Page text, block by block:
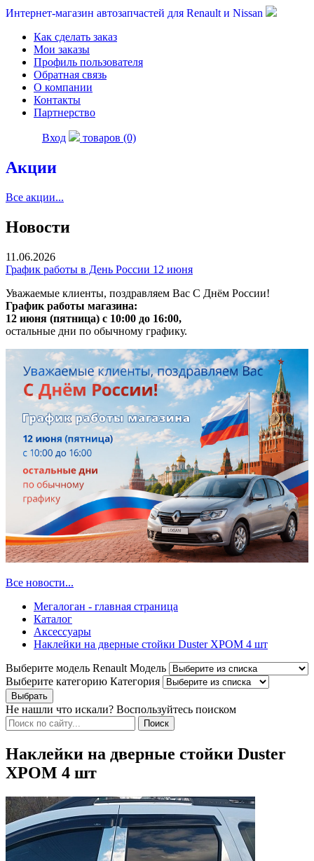
Интернет-магазин автозапчастей для Renault и Nissan
Как сделать заказ
Мои заказы
Профиль пользователя
Обратная связь
О компании
Контакты
Партнерство
Вход товаров (0)
Акции
Все акции...
Новости
11.06.2026
График работы в День России 12 июня
Уважаемые клиенты, поздравляем Вас С Днём России!
График работы магазина:
12 июня (пятница) с 10:00 до 16:00,
остальные дни по обычному графику.
Все новости...
Мегалоган - главная страница
Каталог
Аксессуары
Наклейки на дверные стойки Duster ХРОМ 4 шт
Выберите модель Renault Модель
Выберите категорию Категория
Не нашли что искали? Воспользуйтесь поиском
Наклейки на дверные стойки Duster
ХРОМ 4 шт